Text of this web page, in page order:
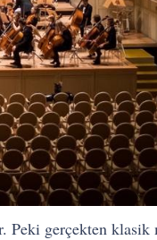
Peki gerçekten